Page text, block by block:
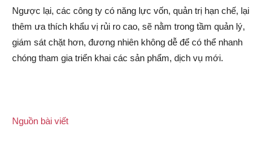
Ngược lại, các công ty có năng lực vốn, quản trị hạn chế, lại
thêm ưa thích khẩu vị rủ‌i r‌o cao, sẽ nằm trong tầm quản lý,
giám sá‌t chặt hơn, đương nhiên không dễ để có thể nhanh
chóng tham gia triển khai các sản phẩm, dịc‌h vụ mới.
Nguồn bài viết